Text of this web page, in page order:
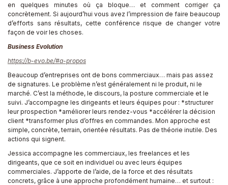
en quelques minutes où ça bloque… et comment corriger ça
concrètement. Si aujourd’hui vous avez l’impression de faire beaucoup
d’efforts sans résultats, cette conférence risque de changer votre
façon de voir les choses.
Business Evolution
https://b-evo.be/#a-propos
Beaucoup d’entreprises ont de bons commerciaux… mais pas assez
de signatures. Le problème n’est généralement ni le produit, ni le
marché. C’est la méthode, le discours, la posture commerciale et le
suivi. J’accompagne les dirigeants et leurs équipes pour : *structurer
leur prospection *améliorer leurs rendez-vous *accélérer la décision
client *transformer plus d’offres en commandes. Mon approche est
simple, concrète, terrain, orientée résultats. Pas de théorie inutile. Des
actions qui signent.
Jessica accompagne les commerciaux, les freelances et les
dirigeants, que ce soit en individuel ou avec leurs équipes
commerciales. J’apporte de l’aide, de la force et des résultats
concrets, grâce à une approche profondément humaine… et surtout :